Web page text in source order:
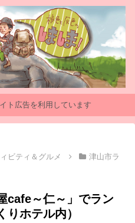
ト広告を利用しています
ビティ＆グルメ
津山市ラ
cafe～仁～」でラン
りホテル内）